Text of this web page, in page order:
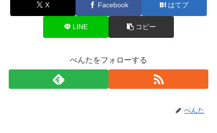
X Facebook はてブ
LINE コピー
ぺんたをフォローする
ぺんた